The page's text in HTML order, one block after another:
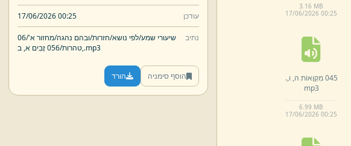
3.16 MB
17/06/2026 00:25
045 מִקְוָאוֹת ה, ו,.
mp3
6.99 MB
17/06/2026 00:25
עודכן 17/06/2026 00:25
נתיב שיעורי שמע/לפי נושא/חזרות/ובהם נהגה/מחזור א'/06
טהרות/056 זָבִים א, ב,.mp3
הוסף סימניה הורד